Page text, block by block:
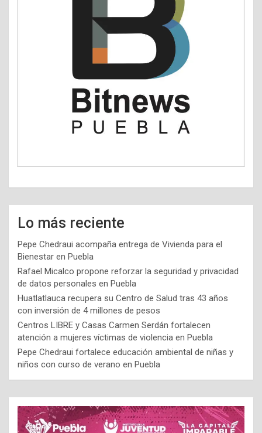
Lo más reciente
Pepe Chedraui acompaña entrega de Vivienda para el
Bienestar en Puebla
Rafael Micalco propone reforzar la seguridad y privacidad
de datos personales en Puebla
Huatlatlauca recupera su Centro de Salud tras 43 años
con inversión de 4 millones de pesos
Centros LIBRE y Casas Carmen Serdán fortalecen
atención a mujeres víctimas de violencia en Puebla
Pepe Chedraui fortalece educación ambiental de niñas y
niños con curso de verano en Puebla